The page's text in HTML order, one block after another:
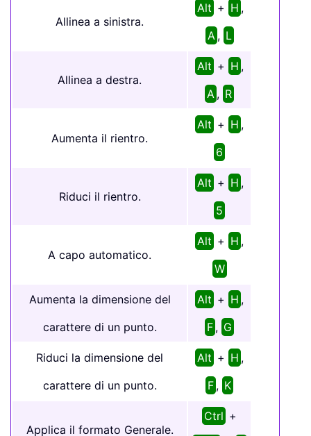
Allinea a sinistra.
Alt + H ,
A , L
Allinea a destra.
Alt + H ,
A , R
Aumenta il rientro.
Alt + H ,
6
Riduci il rientro.
Alt + H ,
5
A capo automatico.
Alt + H ,
W
Aumenta la dimensione del
carattere di un punto.
Alt + H ,
F , G
Riduci la dimensione del
carattere di un punto.
Alt + H ,
F , K
Applica il formato Generale.
Ctrl +